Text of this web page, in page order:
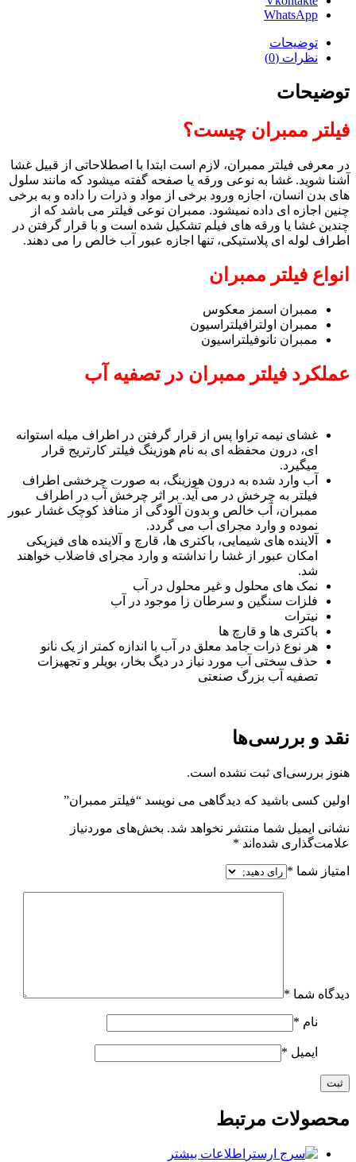
WhatsApp
توضیحات
نظرات (0)
توضیحات
فیلتر ممبران چیست؟
در معرفی فیلتر ممبران، لازم است ابتدا با اصطلاحاتی از قبیل غشا
آشنا شوید. غشا به نوعی ورقه یا صفحه گفته میشود که مانند سلول
های بدن انسان، اجازه ورود برخی از مواد و ذرات را داده و به برخی
چنین اجازه ای داده نمیشود. ممبران نوعی فیلتر می باشد که از
چندین غشا یا ورقه های فیلم تشکیل شده است و با قرار گرفتن در
اطراف لوله ای پلاستیکی، تنها اجازه عبور آب خالص را می دهند.
انواع فیلتر ممبران
ممبران اسمز معکوس
ممبران اولترافیلتراسیون
ممبران نانوفیلتراسیون
عملکرد فیلتر ممبران در تصفیه آب
غشای نیمه تراوا پس از قرار گرفتن در اطراف میله استوانه
ای، درون محفظه ای به نام هوزینگ فیلتر کارتریج قرار
میگیرد.
آب وارد شده به درون هوزینگ، به صورت چرخشی اطراف
فیلتر به چرخش در می آید. بر اثر چرخش آب در اطراف
ممبران، آب خالص و بدون آلودگی از منافذ کوچک غشار عبور
نموده و وارد مجرای آب می گردد.
آلاینده های شیمایی، باکتری ها، قارچ و آلاینده های فیزیکی
امکان عبور از غشا را نداشته و وارد مجرای فاضلاب خواهند
شد.
نمک های محلول و غیر محلول در آب
فلزات سنگین و سرطان زا موجود در آب
نیترات
باکتری ها و قارچ ها
هر نوع ذرات جامد معلق در آب با اندازه کمتر از یک نانو
حذف سختی آب مورد نیاز در دیگ بخار، بویلر و تجهیزات
تصفیه آب بزرگ صنعتی
نقد و بررسی‌ها
هنوز بررسی‌ای ثبت نشده است.
اولین کسی باشید که دیدگاهی می نویسد “فیلتر ممبران”
نشانی ایمیل شما منتشر نخواهد شد. بخش‌های موردنیاز
علامت‌گذاری شده‌اند *
امتیاز شما *
دیدگاه شما *
نام *
ایمیل *
محصولات مرتبط
اطلاعات بیشتر